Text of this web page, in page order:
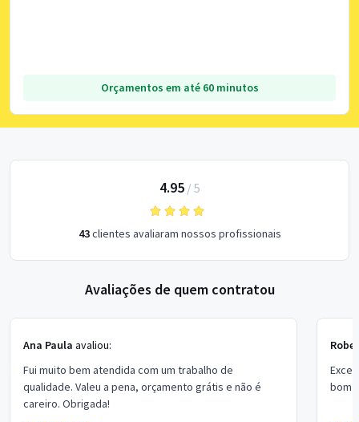
Orçamentos em até 60 minutos
4.95/ 5
43clientes avaliaram nossos profissionais
Avaliações de quem contratou
Ana Paula avaliou:
Fui muito bem atendida com um trabalho de
qualidade. Valeu a pena, orçamento grátis e não é
careiro. Obrigada!
bom